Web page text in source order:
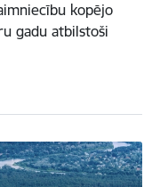
kopējo
gadu atbilstoši